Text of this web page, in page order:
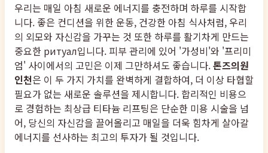
우리는 매일 아침 새로운 에너지를 충전하며 하루를 시작합
니다. 좋은 컨디션을 위한 운동, 건강한 아침 식사처럼, 우리
의 외모와 자신감을 가꾸는 것 또한 하루를 활기차게 만드는
중요한 ритуал입니다. 피부 관리에 있어 '가성비'와 '프리미
엄' 사이에서의 고민은 이제 그만하셔도 좋습니다.톤즈의원
인천은 이 두 가지 가치를 완벽하게 결합하여, 더 이상 타협할
필요가 없는 새로운 솔루션을 제시합니다. 합리적인 비용으
로 경험하는 최상급 티타늄 리프팅은 단순한 미용 시술을 넘
어, 당신의 자신감을 끌어올리고 매일을 더욱 힘차게 살아갈
에너지를 선사하는 최고의 투자가 될 것입니다.